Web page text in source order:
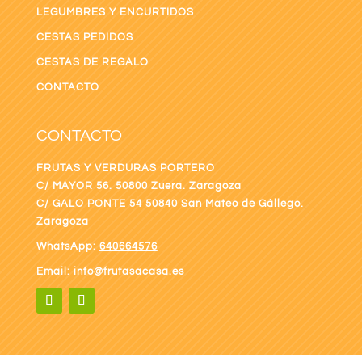
LEGUMBRES Y ENCURTIDOS
CESTAS PEDIDOS
CESTAS DE REGALO
CONTACTO
CONTACTO
FRUTAS Y VERDURAS PORTERO
C/ MAYOR 56. 50800 Zuera. Zaragoza
C/ GALO PONTE 54 50840 San Mateo de Gállego.
Zaragoza
WhatsApp: 640664576
Email: info@frutasacasa.es